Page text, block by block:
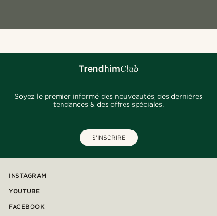
Soyez le premier informé des nouveautés, des dernières
tendances & des offres spéciales.
S'INSCRIRE
INSTAGRAM
YOUTUBE
FACEBOOK